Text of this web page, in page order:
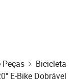
Peças
Bicicleta
E-Bike Dobrável